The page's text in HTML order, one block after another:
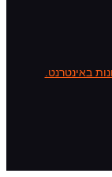
באינטרנט.